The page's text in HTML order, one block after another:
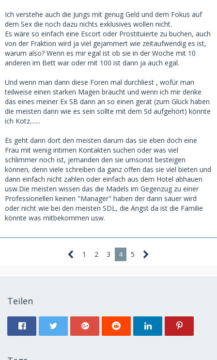
Ich verstehe auch die Jungs mit genug Geld und dem Fokus auf
dem Sex die noch dazu nichts exklusives wollen nicht.
Es wäre so einfach eine Escort oder Prostituierte zu buchen, auch
von der Fraktion wird ja viel gejammert wie zeitaufwendig es ist,
warum also? Wenn es mir egal ist ob sie in der Woche mit 10
anderen im Bett war oder mit 100 ist dann ja auch egal.
Und wenn man dann diese Foren mal durchliest , wofür man
teilweise einen starken Magen braucht und wenn ich mir denke
das eines meiner Ex SB dann an so einen gerät (zum Glück haben
die meisten dann wie es sein sollte mit dem Sd aufgehört) könnte
ich Kotz.......
Es geht dann dort den meisten darum das sie eben doch eine
Frau mit wenig intimen Kontakten suchen oder was viel
schlimmer noch ist, jemanden den sie umsonst besteigen
können, denn viele schreiben da ganz offen das sie viel bieten und
dann einfach nicht zahlen oder einfach aus dem Hotel abhauen
usw.Die meisten wissen das die Mädels im Gegenzug zu einer
Professionellen keinen "Manager" haben der dann sauer wird
oder nicht wie bei den meisten SDL, die Angst da ist die Familie
könnte was mitbekommen usw.
1 2 3 4 5
Teilen